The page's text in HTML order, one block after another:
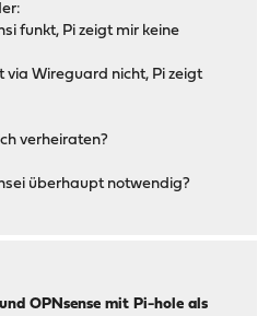
funkt, Pi zeigt mir keine
via Wireguard nicht, Pi zeigt
verheiraten?
überhaupt notwendig?
OPNsense mit Pi-hole als